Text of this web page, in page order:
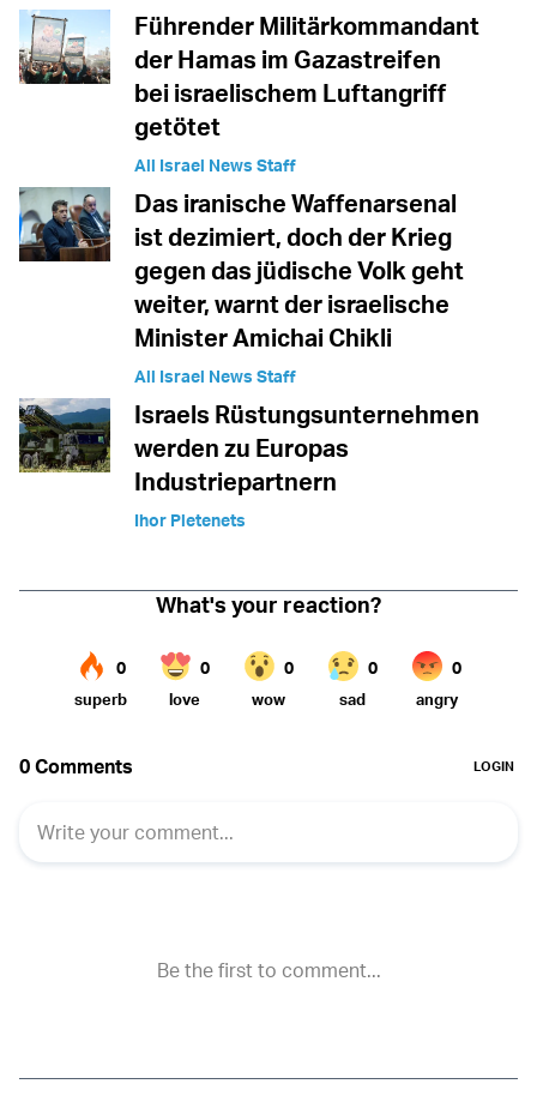
Führender Militärkommandant
der Hamas im Gazastreifen
bei israelischem Luftangriff
getötet
All Israel News Staff
Das iranische Waffenarsenal
ist dezimiert, doch der Krieg
gegen das jüdische Volk geht
weiter, warnt der israelische
Minister Amichai Chikli
All Israel News Staff
Israels Rüstungsunternehmen
werden zu Europas
Industriepartnern
Ihor Pletenets